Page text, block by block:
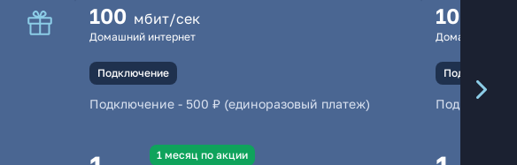
100 мбит/сек
Домашний интернет
Подключение
Подключение - 500 ₽ (единоразовый платеж)
1 месяц по акции
100
Домашний
Подключение